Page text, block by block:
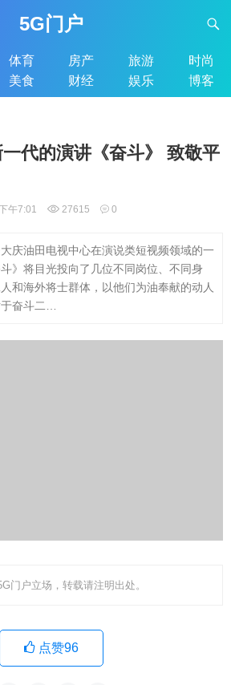
5G门户
体育 房产 旅游
时尚
美食 财经 娱乐 博客
代的演讲《奋斗》 致敬平
午7:01 27615 0
大庆油田电视中心在演说类短视频领域的一
》将目光投向了几位不同岗位、不同身
和海外将士群体，以他们为油奉献的动人
奋斗二…
门户立场，转载请注明出处。
点赞96